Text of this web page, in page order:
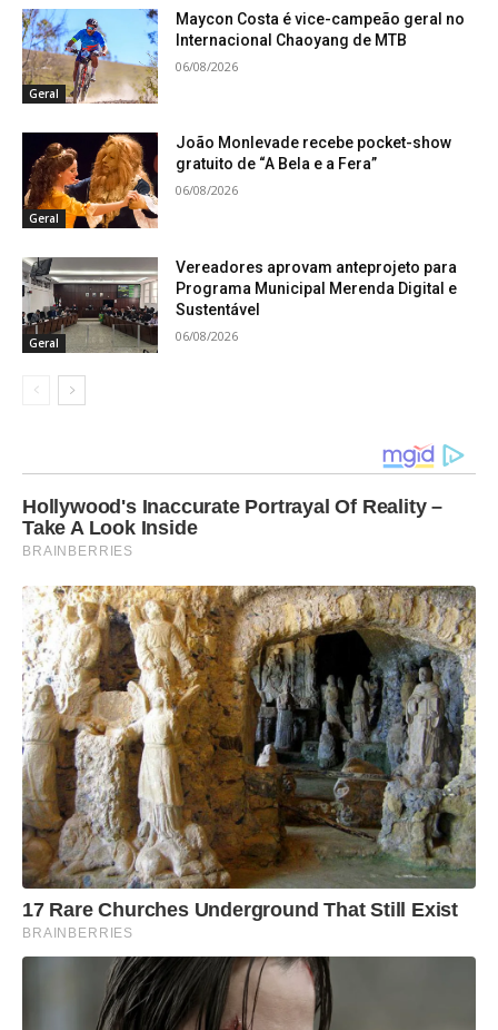
Geral
Maycon Costa é vice-campeão geral no
Internacional Chaoyang de MTB
06/08/2026
Geral
João Monlevade recebe pocket-show
gratuito de “A Bela e a Fera”
06/08/2026
Geral
Vereadores aprovam anteprojeto para
Programa Municipal Merenda Digital e
Sustentável
06/08/2026
Hollywood's Inaccurate Portrayal Of Reality –
Take A Look Inside
BRAINBERRIES
17 Rare Churches Underground That Still Exist
BRAINBERRIES